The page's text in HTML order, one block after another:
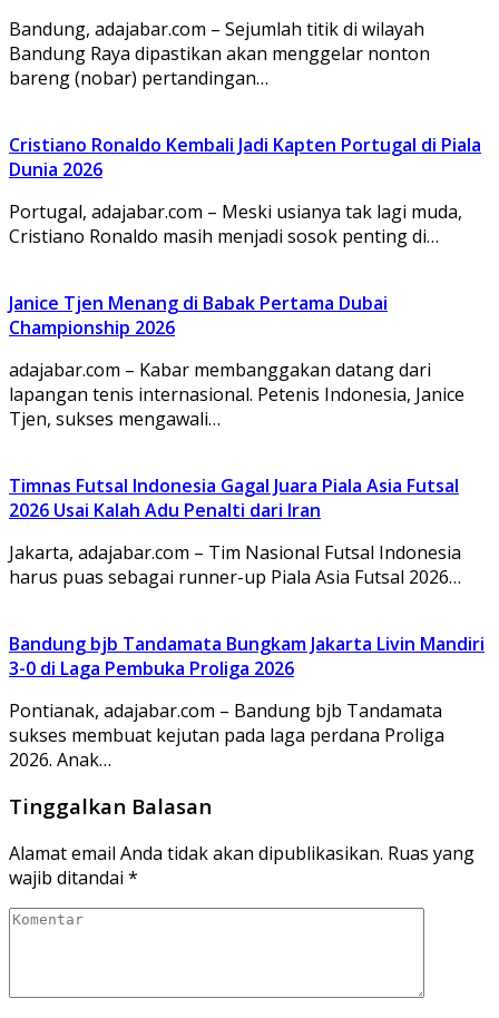
Bandung, adajabar.com – Sejumlah titik di wilayah
Bandung Raya dipastikan akan menggelar nonton
bareng (nobar) pertandingan…
Cristiano Ronaldo Kembali Jadi Kapten Portugal di Piala
Dunia 2026
Portugal, adajabar.com – Meski usianya tak lagi muda,
Cristiano Ronaldo masih menjadi sosok penting di…
Janice Tjen Menang di Babak Pertama Dubai
Championship 2026
adajabar.com – Kabar membanggakan datang dari
lapangan tenis internasional. Petenis Indonesia, Janice
Tjen, sukses mengawali…
Timnas Futsal Indonesia Gagal Juara Piala Asia Futsal
2026 Usai Kalah Adu Penalti dari Iran
Jakarta, adajabar.com – Tim Nasional Futsal Indonesia
harus puas sebagai runner-up Piala Asia Futsal 2026…
Bandung bjb Tandamata Bungkam Jakarta Livin Mandiri
3-0 di Laga Pembuka Proliga 2026
Pontianak, adajabar.com – Bandung bjb Tandamata
sukses membuat kejutan pada laga perdana Proliga
2026. Anak…
Tinggalkan Balasan
Alamat email Anda tidak akan dipublikasikan. Ruas yang
wajib ditandai *